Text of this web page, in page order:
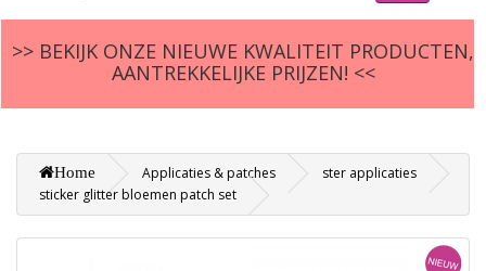
>> BEKIJK ONZE NIEUWE KWALITEIT PRODUCTEN,
AANTREKKELIJKE PRIJZEN! <<
Home Applicaties & patches
ster applicaties
sticker glitter bloemen patch set